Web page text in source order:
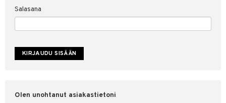
Tuotemerkkejä
Salasana
Olen unohtanut asiakastietoni
myyntiehdot
suojaus